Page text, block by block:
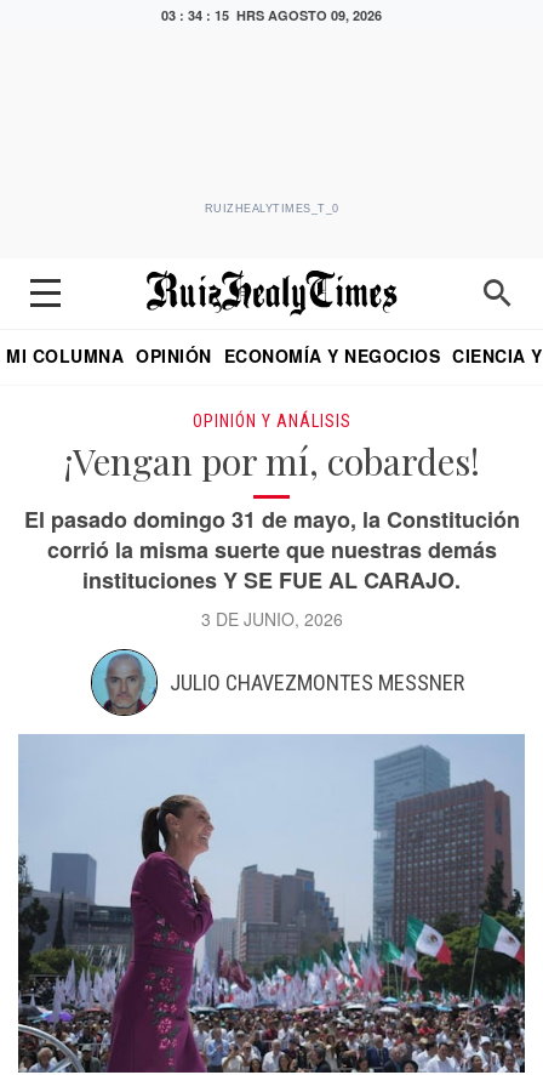
03 : 34 : 16 HRS AGOSTO 09, 2026
RUIZHEALYTIMES_T_0
MI COLUMNA OPINIÓN ECONOMÍA Y NEGOCIOS CIENCIA
OPINIÓN Y ANÁLISIS
¡Vengan por mí, cobardes!
El pasado domingo 31 de mayo, la Constitución
corrió la misma suerte que nuestras demás
instituciones Y SE FUE AL CARAJO.
3 DE JUNIO, 2026
JULIO CHAVEZMONTES MESSNER